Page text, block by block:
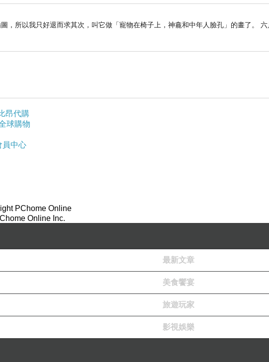
，所以我只好退而求其次，叫它做「寵物在椅子上，神龕和中年人臉孔」的畫了。 六
昂代購
球購物
員中心
PChome Online
Online Inc.
最新文章
美食饗宴
旅遊玩家
影視娛樂